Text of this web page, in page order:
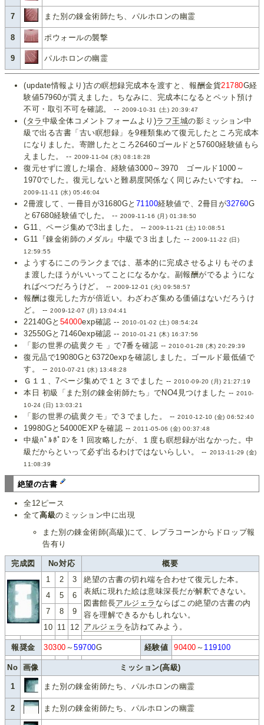
7 また別の錬金術師たち、パルホロンの幽霊
8 ポウォールの襲撃
9 パルホロンの幽霊
(update情報より)古の瞑想録完成本を渡すと、報酬金貨21780G経
験値57960が貰えました。ちなみに、完成本になるとペット預け
不可・取引不可を確認。 -- 2009-10-31 (土) 20:39:47
(タラ 中級全体コメントフォームより)ラフ王城の影ミッション中
級で出る古書「古い瞑想録」を9種類集めて復元したところ完成本
になりました。寄贈したところ26460ゴールドと57600経験値もら
えました。 -- 2009-11-04 (水) 08:18:28
復元せずに渡した場合、経験値3000～3970 ゴールド1000～
1970でした。復元しないと難易度関係なく同じみたいですね。 --
2009-11-11 (水) 05:46:04
2冊渡して、一冊目が31680Gと 71100経験値で、2冊目が32760G
と67680経験値でした。 -- 2009-11-16 (月) 01:38:50
G11、ページ集めで3出ました。 --2009-11-21 (土) 10:08:51
G11『錬金術師のメダル』中級で３出ました -- 2009-11-22 (日)
12:59:55
ようするにこのランクまでは、基本的に完成させるよりもそのま
ま渡したほうがいいってことになるかな。副報酬がでるようにな
ればべつだろうけど。 --2009-12-01 (火) 09:58:57
報酬は復元した方が倍近い。わざわざ集める価値はないだろうけ
ど。 --2009-12-07 (月) 13:04:41
22140Gと 54000exp確認 -- 2010-01-02 (土) 08:54:24
32550Gと71460exp確認 -- 2010-01-21 (木) 16:37:56
「影の世界の硫黄クモ 」で7番を確認 --2010-01-28 (木) 20:29:39
復元品で19080Gと63720expを確認しました。ゴールド最低値で
す。 --2010-07-21 (水) 13:48:28
Ｇ１１、7ページ集めで１と３でました --2010-09-20 (月) 21:27:19
本日 初級「また別の錬金術師たち」でNO4見つけました --2010-
10-24 (日) 13:03:21
「影の世界の硫黄クモ」で３でました。 --2010-12-10 (金) 06:52:40
19980Gと54000EXPを確認 --2011-05-06 (金) 00:37:48
中級ﾊﾟﾙﾎﾟﾛﾝを１回攻略したが、１度も瞑想録が出なかった。中
級だからといって必ず出るわけではないらしい。 -- 2013-11-29 (金)
11:08:39
絶望の古書
全12ピース
全て高級のミッション中に出現
また別の錬金術師(高級)にて、レプラコーンからドロップ報
告有り
完成図 No対応
概要
1
2 3
絶望の古書の切れ端を合わせて復元した本。
表紙に現れた絵は意味深長だが解釈できない。
図書館長アルジェラ ならばこの絶望の古書の内
容を理解できるかもしれない。
アルジェラ を訪ねてみよう。
4 5
6
7
8
9
10 11 12
報奨金 30300 ～59700G 経験値 90400 ～ 119100
No 画像 ミッション(高級)
1 また別の錬金術師たち、パルホロンの幽霊
2 また別の錬金術師たち、パルホロンの幽霊